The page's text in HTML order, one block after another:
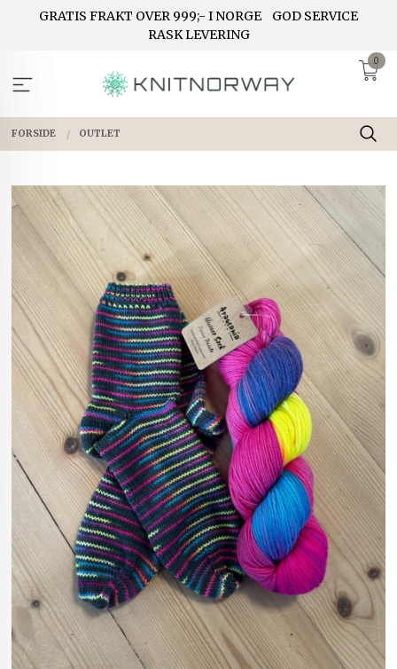
GRATIS FRAKT OVER 999;- I NORGE
GOD SERVICE
RASK LEVERING
0
FORSIDE OUTLET